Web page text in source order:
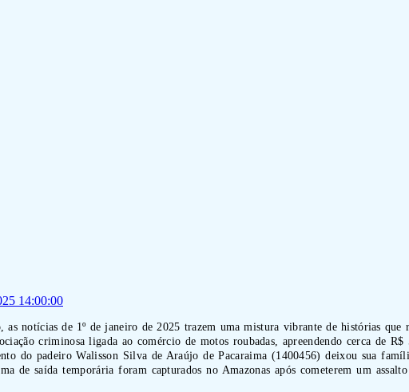
as notícias de 1º de janeiro de 2025 trazem uma mistura vibrante de histórias
criminosa ligada ao comércio de motos roubadas, apreendendo cerca de
do padeiro Walisson Silva de Araújo de Pacaraima (1400456) deixou sua
de saída temporária foram capturados no Amazonas após cometerem um